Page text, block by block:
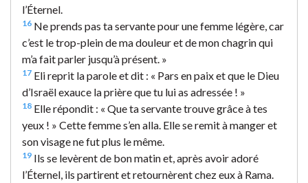
l’Éternel.
16 Ne prends pas ta servante pour une femme légère, car
c’est le trop-plein de ma douleur et de mon chagrin qui
m’a fait parler jusqu’à présent. »
17 Eli reprit la parole et dit : « Pars en paix et que le Dieu
d’Israël exauce la prière que tu lui as adressée ! »
18 Elle répondit : « Que ta servante trouve grâce à tes
yeux ! » Cette femme s’en alla. Elle se remit à manger et
son visage ne fut plus le même.
19 Ils se levèrent de bon matin et, après avoir adoré
l’Éternel, ils partirent et retournèrent chez eux à Rama.